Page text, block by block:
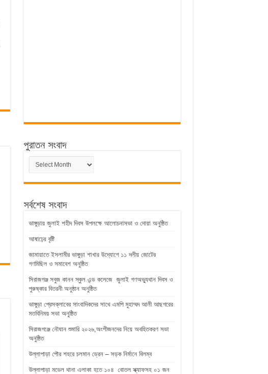
পুরাতন সংবাদ
পুরাতন
সংবাদ
সর্বশেষ সংবাদ
ভাঙ্গুড়ায় জুলাই শহীদ দিবস উপলক্ষে আলোচনাসভা ও দোয়া অনুষ্ঠিত
আষাঢ়ের বৃষ্টি
জামায়াতে ইসলামীর ভাঙ্গুড়া শাখার উদ্যোগে ১১ দলীয় জোটের
গণমিছিল ও সমাবেশ অনুষ্ঠিত
সিরাজগঞ্জ সবুজ কানন স্কুল এন্ড কলেজে জুলাই গণঅভ্যুথান দিবস ও
পুরুষ্কার বিতরনী অনুষ্ঠান অনুষ্ঠিত
ভাঙ্গুড়া প্রেসক্লাবের সাংবাদিকদের সাথে এমপি মুহাম্মদ আলী আছগরের
মতবিনিময় সভা অনুষ্ঠিত
সিরাজগঞ্জে নৌযান শুমারি ২০২৬,অংশীজনদের নিয়ে অবহিতকরণ সভা
অনুষ্ঠিত
উল্লাপাড়া পৌর শহরে চলমান ড্রেন – সড়ক নির্মানে বিলম্ব
উল্লাপাড়া মডেল থানা এলাকা হতে ১০৪ বোতল স্ক্যাফসহ ০১ জন